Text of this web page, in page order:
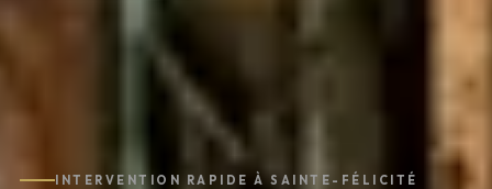
INTERVENTION RAPIDE À SAINTE-FÉLICITÉ